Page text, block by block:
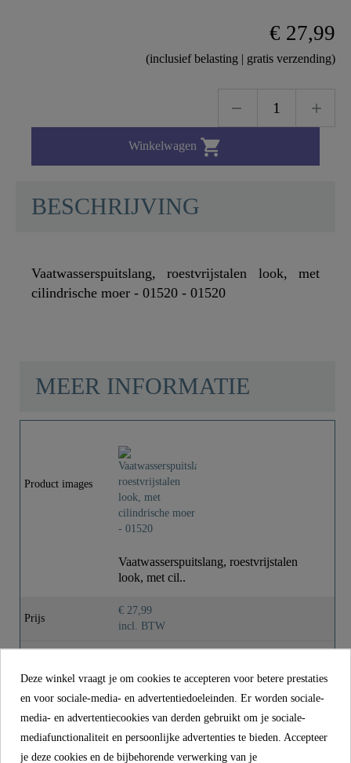
€ 27,99
(inclusief belasting | gratis verzending)
Winkelwagen 
BESCHRIJVING
Vaatwasserspuitslang, roestvrijstalen look, met
cilindrische moer - 01520 - 01520
0,1 Kg
53,0 Cm
MEER INFORMATIE
Product images
Vaatwasserspuitslang, roestvrijstalen
look, met cil..
Prijs
€ 27,99
incl. BTW
Kleur Roestvrij Staal Look
Gewicht 0,1 kg
Lengte 53,0 cm
Deze winkel vraagt je om cookies te accepteren voor betere prestaties
en voor sociale-media- en advertentiedoeleinden. Er worden sociale-
media- en advertentiecookies van derden gebruikt om je sociale-
mediafunctionaliteit en persoonlijke advertenties te bieden. Accepteer
je deze cookies en de bijbehorende verwerking van je